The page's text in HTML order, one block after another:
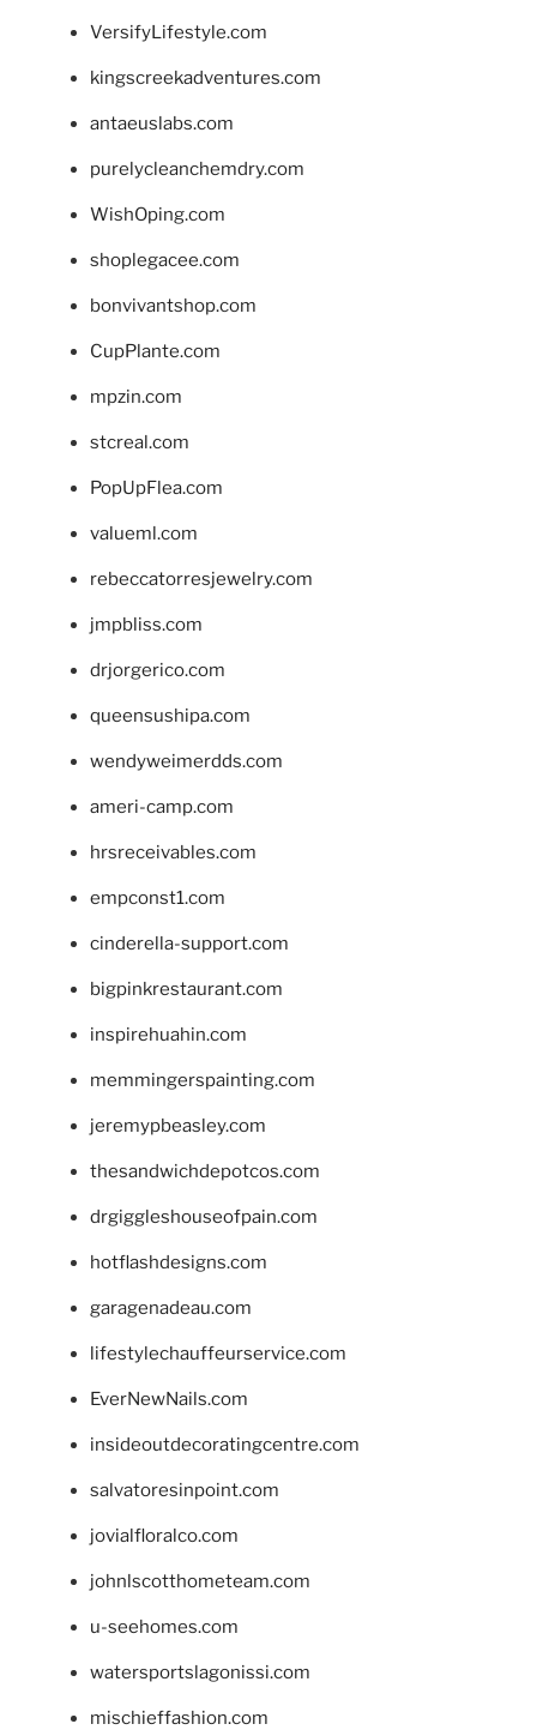
VersifyLifestyle.com
kingscreekadventures.com
antaeuslabs.com
purelycleanchemdry.com
WishOping.com
shoplegacee.com
bonvivantshop.com
CupPlante.com
mpzin.com
stcreal.com
PopUpFlea.com
valueml.com
rebeccatorresjewelry.com
jmpbliss.com
drjorgerico.com
queensushipa.com
wendyweimerdds.com
ameri-camp.com
hrsreceivables.com
empconst1.com
cinderella-support.com
bigpinkrestaurant.com
inspirehuahin.com
memmingerspainting.com
jeremypbeasley.com
thesandwichdepotcos.com
drgiggleshouseofpain.com
hotflashdesigns.com
garagenadeau.com
lifestylechauffeurservice.com
EverNewNails.com
insideoutdecoratingcentre.com
salvatoresinpoint.com
jovialfloralco.com
johnlscotthometeam.com
u-seehomes.com
watersportslagonissi.com
mischieffashion.com